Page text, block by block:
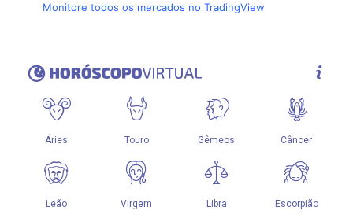
Monitore todos os mercados no TradingView